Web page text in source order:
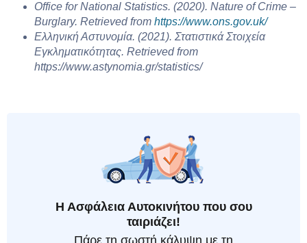
Office for National Statistics. (2020). Nature of Crime –
Burglary. Retrieved from https://www.ons.gov.uk/
Ελληνική Αστυνομία. (2021). Στατιστικά Στοιχεία
Εγκληματικότητας. Retrieved from
https://www.astynomia.gr/statistics/
Η Ασφάλεια Αυτοκινήτου που σου
ταιριάζει!